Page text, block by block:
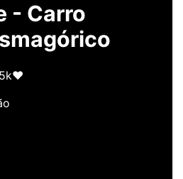
- Carro
5k❤️